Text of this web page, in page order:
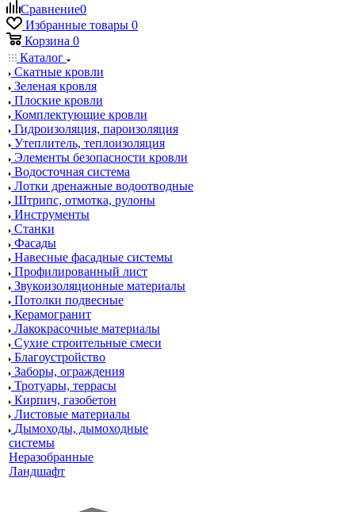
Сравнение0
Избранные товары 0
Корзина 0
Каталог
Скатные кровли
Зеленая кровля
Плоские кровли
Комплектующие кровли
Гидроизоляция, пароизоляция
Утеплитель, теплоизоляция
Элементы безопасности кровли
Водосточная система
Лотки дренажные водоотводные
Штрипс, отмотка, рулоны
Инструменты
Станки
Фасады
Навесные фасадные системы
Профилированный лист
Звукоизоляционные материалы
Потолки подвесные
Керамогранит
Лакокрасочные материалы
Сухие строительные смеси
Благоустройство
Заборы, ограждения
Тротуары, террасы
Кирпич, газобетон
Листовые материалы
Дымоходы, дымоходные
системы
Неразобранные
Ландшафт